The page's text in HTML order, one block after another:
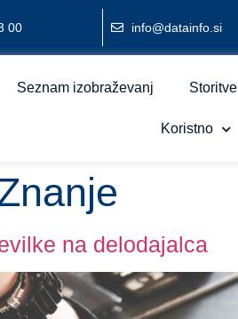
00 info@datainfo.si
Seznam izobraževanj Storitve
Koristno
na delodajalca